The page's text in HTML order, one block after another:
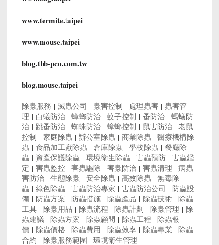
www.termite.taipei
www.mouse.taipei
blog.tbb-pco.com.tw
blog.mouse.taipei
除蟲服務 | 滅蟲公司 | 蟲害控制 | 處理蟲害 | 蟲害管
理 | 白蟻防治 | 蟑螂防治 | 蚊子控制 | 蚤防治 | 螞蟻防
治 | 跳蚤防治 | 蜘蛛防治 | 蟑螂控制 | 鼠害防治 | 老鼠
控制 | 家庭除蟲 | 辦公室除蟲 | 商業除蟲 | 醫療機構除
蟲 | 食品加工廠除蟲 | 倉庫除蟲 | 學校除蟲 | 餐廳除
蟲 | 資產保護除蟲 | 環境衛生除蟲 | 害蟲預防 | 害蟲鑑
定 | 害蟲監控 | 害蟲驅除 | 害蟲防治 | 害蟲清理 | 病蟲
害防治 | 生態除蟲 | 安全除蟲 | 高效除蟲 | 無毒除
蟲 | 綠色除蟲 | 害蟲防治專家 | 害蟲防治公司 | 防蟲設
備 | 防蟲方案 | 防蟲措施 | 除蟲產品 | 除蟲技術 | 除蟲
工具 | 除蟲用品 | 除蟲流程 | 除蟲計劃 | 除蟲管理 | 除
蟲建議 | 除蟲方案 | 除蟲顧問 | 除蟲工程 | 除蟲報
價 | 除蟲價格 | 除蟲費用 | 除蟲效率 | 除蟲專業 | 除蟲
合約 | 除蟲服務範圍 | 環境衛生管理